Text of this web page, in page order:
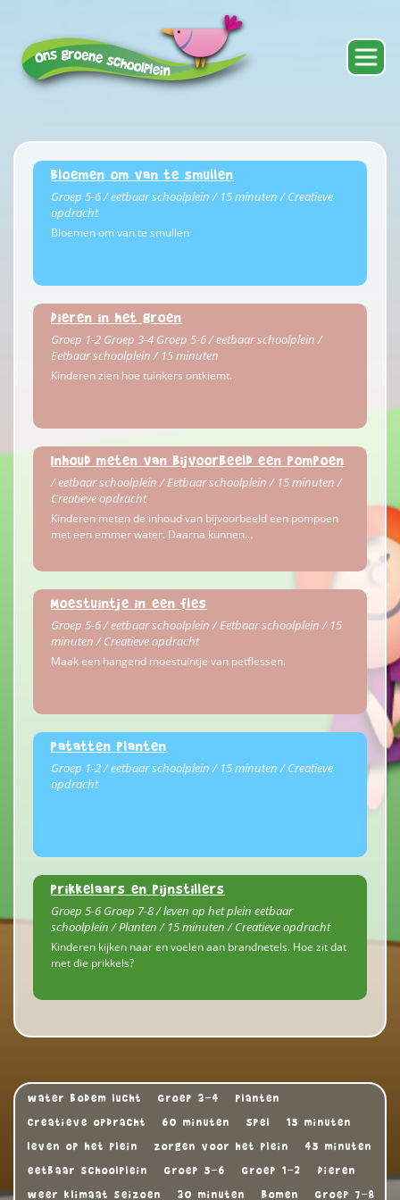
Bloemen om van te smullen
Groep 5-6 / eetbaar schoolplein / 15 minuten / Creatieve
opdracht
Bloemen om van te smullen
Dieren in het groen
Groep 1-2 Groep 3-4 Groep 5-6 / eetbaar schoolplein /
Eetbaar schoolplein / 15 minuten
Kinderen zien hoe tuinkers ontkiemt.
Inhoud meten van bijvoorbeeld een pompoen
/ eetbaar schoolplein / Eetbaar schoolplein / 15 minuten /
Creatieve opdracht
Kinderen meten de inhoud van bijvoorbeeld een pompoen
met een emmer water. Daarna kunnen…
Moestuintje in een fles
Groep 5-6 / eetbaar schoolplein / Eetbaar schoolplein / 15
minuten / Creatieve opdracht
Maak een hangend moestuintje van petflessen.
Patatten planten
Groep 1-2 / eetbaar schoolplein / 15 minuten / Creatieve
opdracht
Prikkelaars en pijnstillers
Groep 5-6 Groep 7-8 / leven op het plein eetbaar
schoolplein / Planten / 15 minuten / Creatieve opdracht
Kinderen kijken naar en voelen aan brandnetels. Hoe zit dat
met die prikkels?
water bodem lucht Groep 3-4
Planten
Creatieve opdracht
60 minuten Spel
15 minuten
leven op het plein
zorgen voor het plein
45 minuten
eetbaar schoolplein
Groep 5-6 Groep 1-2
Dieren
weer klimaat seizoen
30 minuten Bomen Groep 7-8